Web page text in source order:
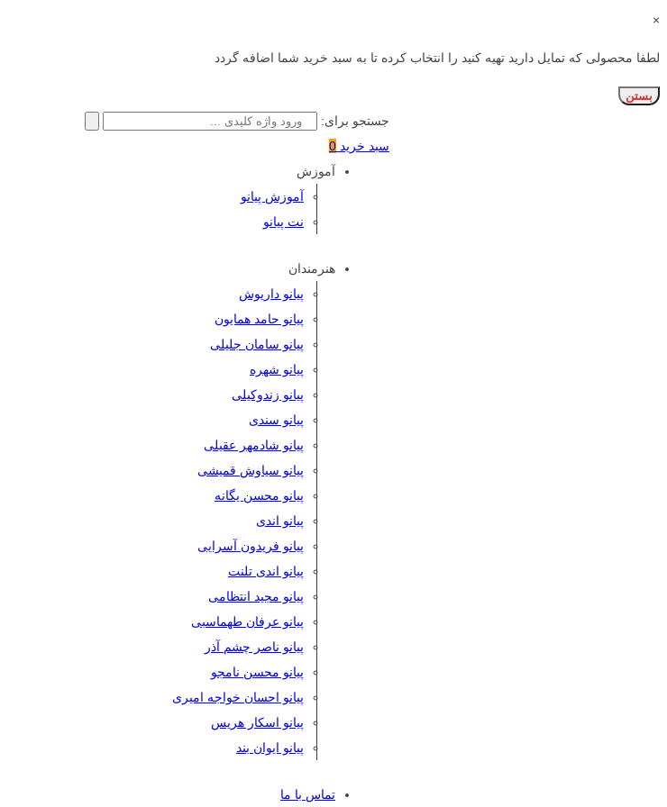
×
لطفا محصولی که تمایل دارید تهیه کنید را انتخاب کرده تا به سبد خرید شما اضافه گردد
بستن
جستجو برای:
سبد خرید 0
آموزش
آموزش پیانو
نت پیانو
هنرمندان
پیانو داریوش
پیانو حامد همایون
پیانو سامان جلیلی
پیانو شهره
پیانو زندوکیلی
پیانو سندی
پیانو شادمهر عقیلی
پیانو سیاوش قمیشی
پیانو محسن یگانه
پیانو اندی
پیانو فریدون آسرایی
پیانو اندی تلنت
پیانو مجید انتظامی
پیانو عرفان طهماسبی
پیانو ناصر چشم آذر
پیانو محسن نامجو
پیانو احسان خواجه امیری
پیانو اسکار هریس
پیانو ایوان بند
تماس با ما